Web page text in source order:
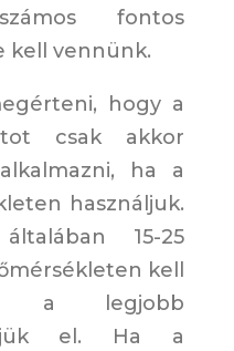
fontos
kell vennünk.
hogy a
csak akkor
ha a
használjuk.
15-25
kell
a legjobb
el. Ha a